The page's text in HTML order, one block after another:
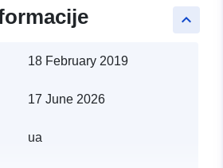
keyboard_arrow_up
18 February 2019
17 June 2026
ua